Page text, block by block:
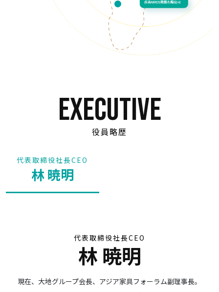
executive
役員略歴
代表取締役社長CEO
林 暁明
代表取締役社長CEO
林 暁明
現在、大地グループ会長、アジア家具フォーラム副理事長。